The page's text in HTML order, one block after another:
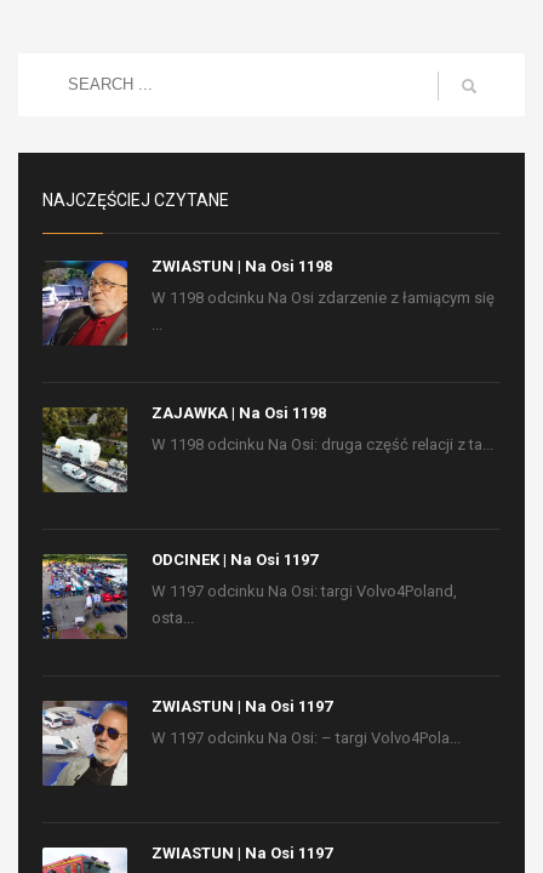
NAJCZĘŚCIEJ CZYTANE
ZWIASTUN | Na Osi 1198
W 1198 odcinku Na Osi zdarzenie z łamiącym się
ZAJAWKA | Na Osi 1198
W 1198 odcinku Na Osi: druga część relacji z ta...
ODCINEK | Na Osi 1197
W 1197 odcinku Na Osi: targi Volvo4Poland,
osta...
ZWIASTUN | Na Osi 1197
W 1197 odcinku Na Osi: – targi Volvo4Pola...
ZWIASTUN | Na Osi 1197